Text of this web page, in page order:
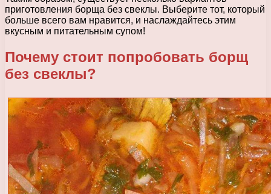
приготовления борща без свеклы. Выберите тот, который
больше всего вам нравится, и наслаждайтесь этим
вкусным и питательным супом!
Почему стоит попробовать борщ
без свеклы?